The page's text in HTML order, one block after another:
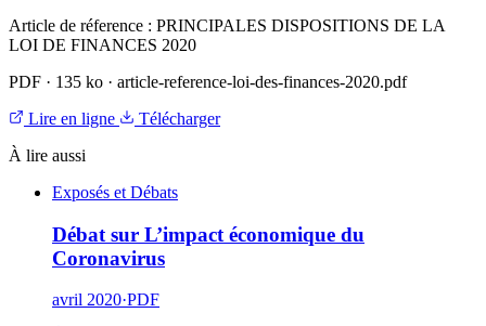
Article de réference : PRINCIPALES DISPOSITIONS DE LA
LOI DE FINANCES 2020
PDF · 135 ko · article-reference-loi-des-finances-2020.pdf
Lire en ligne
Télécharger
À lire aussi
Exposés et Débats
Débat sur L’impact économique du
Coronavirus
avril 2020·PDF